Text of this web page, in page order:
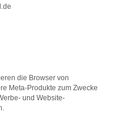
die Browser von
Meta-Produkte zum Zwecke
und Website-